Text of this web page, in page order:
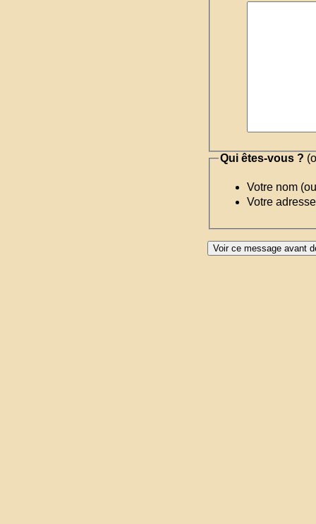
Qui êtes-vous ?
Votre nom
Votre